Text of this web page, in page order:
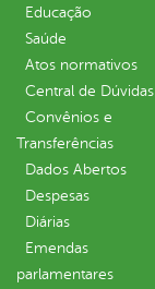
Educação
Saúde
Atos normativos
Central de Dúvidas
Convênios e
Transferências
Dados Abertos
Despesas
Diárias
Emendas
parlamentares